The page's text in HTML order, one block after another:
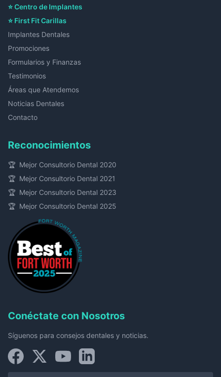
⭐ Centro de Implantes
⭐ First Fit Carillas
Implantes Dentales
Promociones
Formularios y Finanzas
Testimonios
Áreas que Atendemos
Noticias Dentales
Contacto
Reconocimientos
🏆 Mejor Consultorio Dental 2020
🏆 Mejor Consultorio Dental 2021
🏆 Mejor Consultorio Dental 2023
🏆 Mejor Consultorio Dental 2025
Conéctate con Nosotros
Síguenos para consejos dentales y noticias.